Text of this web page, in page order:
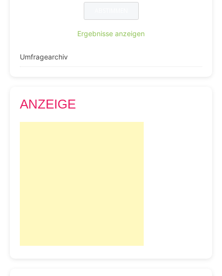
Ergebnisse anzeigen
Umfragearchiv
ANZEIGE